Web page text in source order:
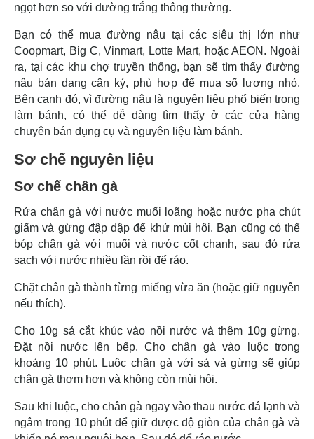
ngọt hơn so với đường trắng thông thường.
Bạn có thể mua đường nâu tại các siêu thị lớn như
Coopmart, Big C, Vinmart, Lotte Mart, hoặc AEON. Ngoài
ra, tại các khu chợ truyền thống, bạn sẽ tìm thấy đường
nâu bán dạng cân ký, phù hợp để mua số lượng nhỏ.
Bên cạnh đó, vì đường nâu là nguyên liệu phổ biến trong
làm bánh, có thể dễ dàng tìm thấy ở các cửa hàng
chuyên bán dụng cụ và nguyên liệu làm bánh.
Sơ chế nguyên liệu
Sơ chế chân gà
Rửa chân gà với nước muối loãng hoặc nước pha chút
giấm và gừng đập dập để khử mùi hôi. Bạn cũng có thể
bóp chân gà với muối và nước cốt chanh, sau đó rửa
sạch với nước nhiều lần rồi để ráo.
Chặt chân gà thành từng miếng vừa ăn (hoặc giữ nguyên
nếu thích).
Cho 10g sả cắt khúc vào nồi nước và thêm 10g gừng.
Đặt nồi nước lên bếp. Cho chân gà vào luộc trong
khoảng 10 phút. Luộc chân gà với sả và gừng sẽ giúp
chân gà thơm hơn và không còn mùi hôi.
Sau khi luộc, cho chân gà ngay vào thau nước đá lạnh và
ngâm trong 10 phút để giữ được độ giòn của chân gà và